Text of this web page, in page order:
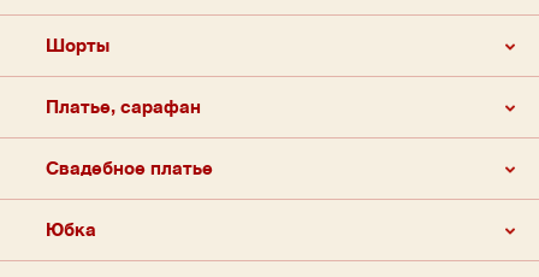
Шорты
Платье, сарафан
Свадебное платье
Юбка